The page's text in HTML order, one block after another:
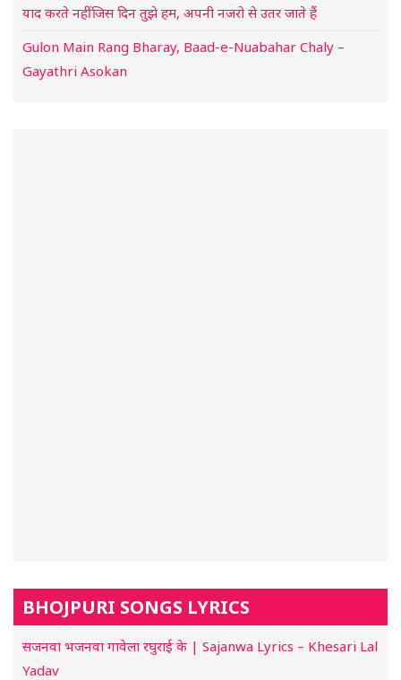
याद करते नहीं जिस दिन तुझे हम, अपनी नजरो से उतर जाते हैं
Gulon Main Rang Bharay, Baad-e-Nuabahar Chaly –
Gayathri Asokan
BHOJPURI SONGS LYRICS
सजनवा भजनवा गावेला रघुराई के | Sajanwa Lyrics – Khesari Lal
Yadav